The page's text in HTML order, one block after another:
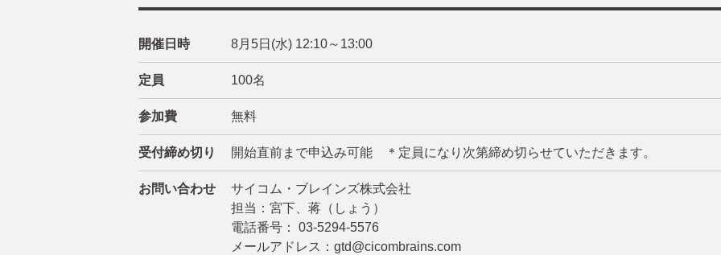
開催日時 8月5日(水) 12:10～13:00
定員 100名
参加費 無料
受付締め切り 開始直前まで申込み可能 ＊定員になり次第締め切らせていただきます。
お問い合わせ
サイコム・ブレインズ株式会社
担当：宮下、蒋（しょう）
電話番号： 03-5294-5576
メールアドレス： gtd@cicombrains.com